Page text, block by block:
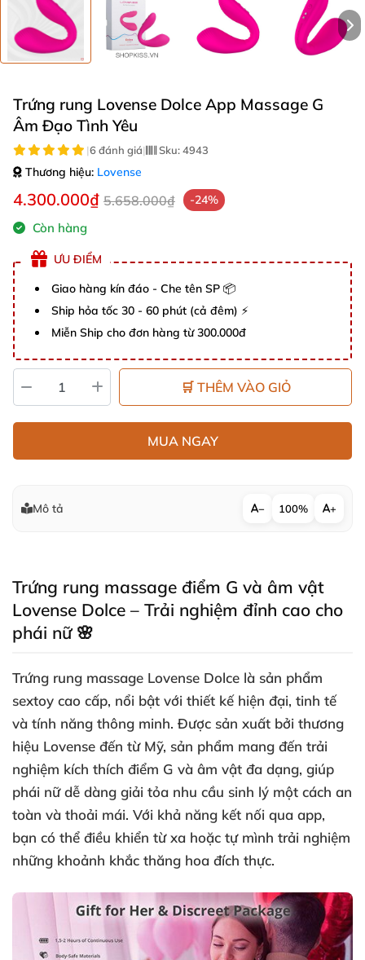
Trứng rung Lovense Dolce App Massage G
Âm Đạo Tình Yêu
|6 đánh giá| Sku:4943
Thương hiệu: Lovense
4.300.000₫ 5.658.000₫ -24%
Còn hàng
ƯU ĐIỂM
Giao hàng kín đáo - Che tên SP 📦
Ship hỏa tốc 30 - 60 phút (cả đêm) ⚡
Miễn Ship cho đơn hàng từ 300.000đ
🛒 THÊM VÀO GIỎ
MUA NGAY
Mô tả − 100% +
Trứng rung massage điểm G và âm vật
Lovense Dolce – Trải nghiệm đỉnh cao cho
phái nữ 🌸
Trứng rung massage Lovense Dolce là sản phẩm
sextoy cao cấp, nổi bật với thiết kế hiện đại, tinh tế
và tính năng thông minh. Được sản xuất bởi thương
hiệu Lovense đến từ Mỹ, sản phẩm mang đến trải
nghiệm kích thích điểm G và âm vật đa dạng, giúp
phái nữ dễ dàng giải tỏa nhu cầu sinh lý một cách an
toàn và thoải mái. Với khả năng kết nối qua app,
bạn có thể điều khiển từ xa hoặc tự mình trải nghiệm
những khoảnh khắc thăng hoa đích thực.